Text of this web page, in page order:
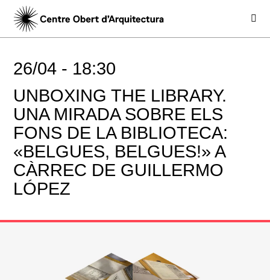
26/04 - 18:30
UNBOXING THE LIBRARY.
UNA MIRADA SOBRE ELS
FONS DE LA BIBLIOTECA:
«BELGUES, BELGUES!» A
CÀRREC DE GUILLERMO
LÓPEZ